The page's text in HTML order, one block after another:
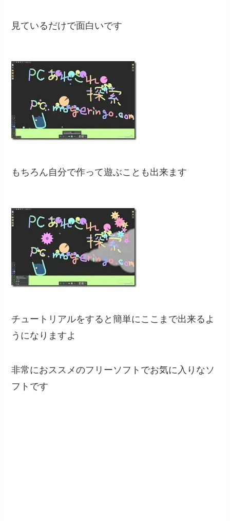
見ているだけで面白いです
もちろん自分で作って遊ぶことも出来ます
チュートリアルをすると簡単にここまで出来るよ
うになりますよ
非常におススメのフリーソフトでお気に入りなソ
フトです